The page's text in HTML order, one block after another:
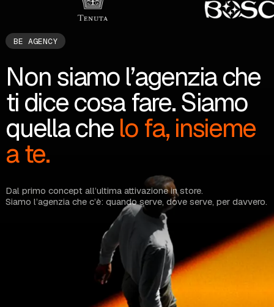
BE AGENCY
Non siamo l’agenzia che
ti dice cosa fare. Siamo
quella che lo fa, insieme
a te.
Dal primo concept all’ultima attivazione in store.
Siamo l’agenzia che c’è: quando serve, dove serve, per davvero.